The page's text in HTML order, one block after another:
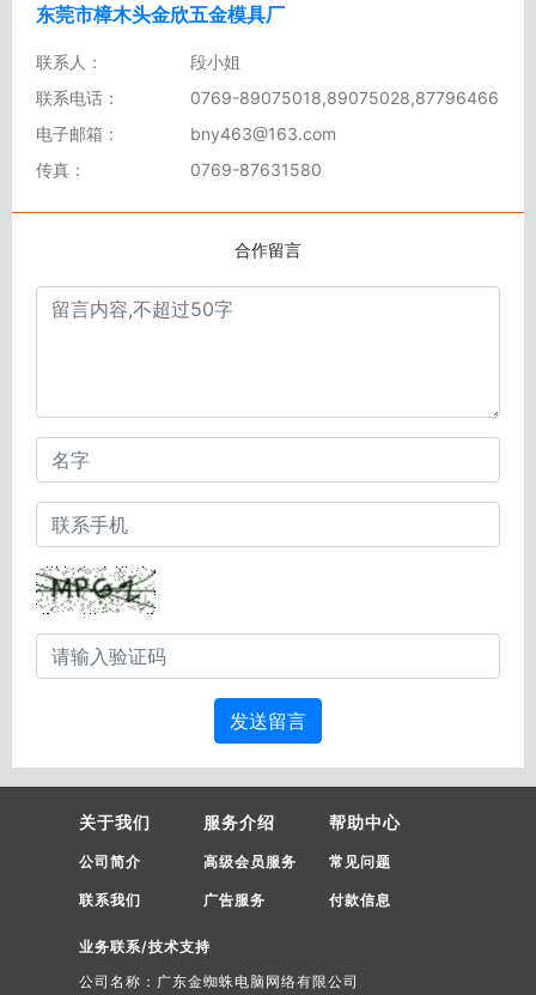
东莞市樟木头金欣五金模具厂
联系人：
段小姐
联系电话：
0769-89075018,89075028,87796466
电子邮箱：
bny463@163.com
传真：
0769-87631580
合作留言
发送留言
关于我们
公司简介
联系我们
服务介绍
高级会员服务
广告服务
帮助中心
常见问题
付款信息
业务联系/技术支持
公司名称：广东金蜘蛛电脑网络有限公司